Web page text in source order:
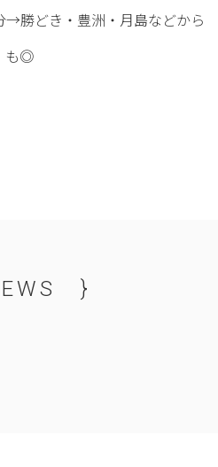
→勝どき・豊洲・月島などから
も◎
}